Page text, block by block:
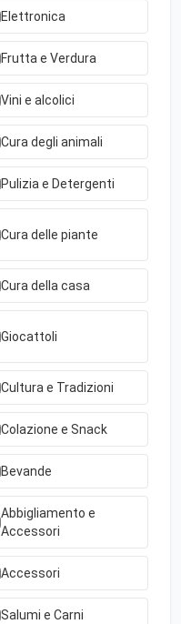
Elettronica
Frutta e Verdura
Vini e alcolici
Cura degli animali
Pulizia e Detergenti
Cura delle piante
Cura della casa
Giocattoli
Cultura e Tradizioni
Colazione e Snack
Bevande
Abbigliamento e
Accessori
Accessori
Salumi e Carni